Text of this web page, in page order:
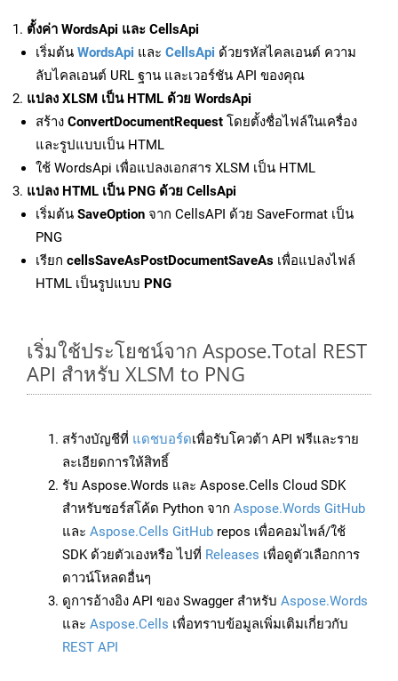
ตั้งค่า WordsApi และ CellsApi
เริ่มต้น WordsApi และ CellsApi ด้วยรหัสไคลเอนต์ ความ
ลับไคลเอนต์ URL ฐาน และเวอร์ชัน API ของคุณ
แปลง XLSM เป็น HTML ด้วย WordsApi
สร้าง ConvertDocumentRequest โดยตั้งชื่อไฟล์ในเครื่อง
และรูปแบบเป็น HTML
ใช้ WordsApi เพื่อแปลงเอกสาร XLSM เป็น HTML
แปลง HTML เป็น PNG ด้วย CellsApi
เริ่มต้น SaveOption จาก CellsAPI ด้วย SaveFormat เป็น
PNG
เรียก cellsSaveAsPostDocumentSaveAs เพื่อแปลงไฟล์
HTML เป็นรูปแบบ PNG
เริ่มใช้ประโยชน์จาก Aspose.Total REST
API สำหรับ XLSM to PNG
สร้างบัญชีที่ แดชบอร์ดเพื่อรับโควต้า API ฟรีและราย
ละเอียดการให้สิทธิ์
รับ Aspose.Words และ Aspose.Cells Cloud SDK
สำหรับซอร์สโค้ด Python จาก Aspose.Words GitHub
และ Aspose.Cells GitHub repos เพื่อคอมไพล์/ใช้
SDK ด้วยตัวเองหรือ ไปที่ Releases เพื่อดูตัวเลือกการ
ดาวน์โหลดอื่นๆ
ดูการอ้างอิง API ของ Swagger สำหรับ Aspose.Words
และ Aspose.Cells เพื่อทราบข้อมูลเพิ่มเติมเกี่ยวกับ
REST API